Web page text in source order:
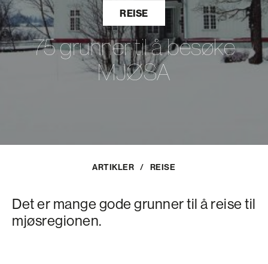
REISE
75 grunner til å besøke
MJØSA
ARTIKLER / REISE
Det er mange gode grunner til å reise til
mjøsregionen.